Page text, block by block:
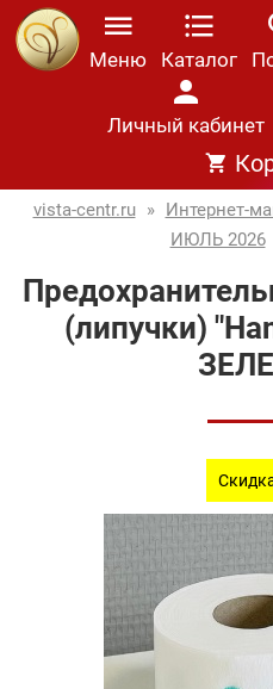
Меню Каталог
Личный кабинет
vista-centr.ru » Интернет-
ИЮЛЬ 2026
(липучки)